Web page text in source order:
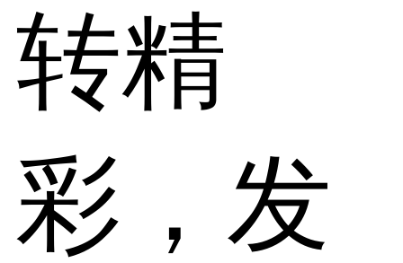
转精
彩，发